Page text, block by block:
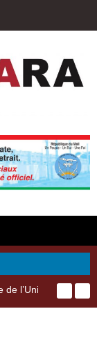
29ème Assemblée Générale Ordinaire de l’Union Nyèsigiso : L’encours total des dépôts des membres passé de 18 milliards en 2024 à 21 milliards en 2025